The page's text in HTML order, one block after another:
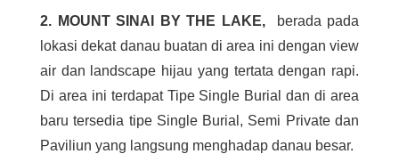
2. MOUNT SINAI BY THE LAKE,
berada pada
lokasi dekat danau buatan di area ini dengan view
air dan landscape hijau yang tertata dengan rapi.
Di area ini terdapat Tipe Single Burial dan di area
baru tersedia tipe Single Burial, Semi Private dan
Paviliun yang langsung menghadap danau besar.